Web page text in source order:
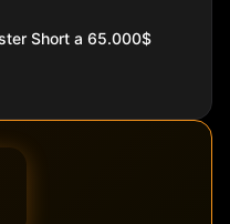
Short a 65.000$